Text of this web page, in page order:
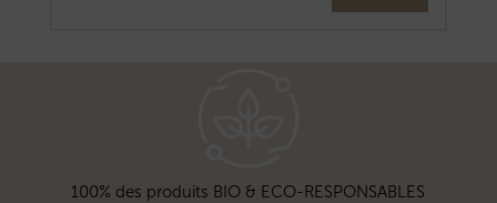
100% des produits BIO & ECO-RESPONSABLES